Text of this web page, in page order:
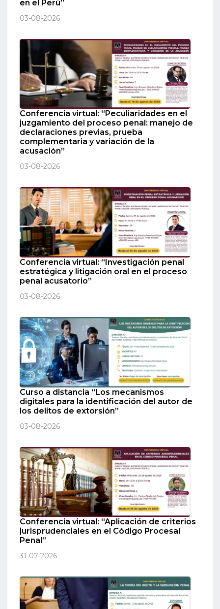
en el Perú”
03-08-2026
Conferencia virtual: “Peculiaridades en el
juzgamiento del proceso penal: manejo de
declaraciones previas, prueba
complementaria y variación de la
acusación”
03-08-2026
Conferencia virtual: “Investigación penal
estratégica y litigación oral en el proceso
penal acusatorio”
03-08-2026
Curso a distancia “Los mecanismos
digitales para la identificación del autor de
los delitos de extorsión”
03-08-2026
Conferencia virtual: “Aplicación de criterios
jurisprudenciales en el Código Procesal
Penal”
31-07-2026